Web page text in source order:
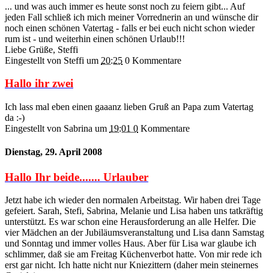
... und was auch immer es heute sonst noch zu feiern gibt... Auf
jeden Fall schließ ich mich meiner Vorrednerin an und wünsche dir
noch einen schönen Vatertag - falls er bei euch nicht schon wieder
rum ist - und weiterhin einen schönen Urlaub!!!
Liebe Grüße, Steffi
Eingestellt von Steffi um 20:25 0 Kommentare
Hallo ihr zwei
Ich lass mal eben einen gaaanz lieben Gruß an Papa zum Vatertag
da :-)
Eingestellt von Sabrina um 19:01 0 Kommentare
Dienstag, 29. April 2008
Hallo Ihr beide....... Urlauber
Jetzt habe ich wieder den normalen Arbeitstag. Wir haben drei Tage
gefeiert. Sarah, Stefi, Sabrina, Melanie und Lisa haben uns tatkräftig
unterstützt. Es war schon eine Herausforderung an alle Helfer. Die
vier Mädchen an der Jubiläumsveranstaltung und Lisa dann Samstag
und Sonntag und immer volles Haus. Aber für Lisa war glaube ich
schlimmer, daß sie am Freitag Küchenverbot hatte. Von mir rede ich
erst gar nicht. Ich hatte nicht nur Kniezittern (daher mein steinernes